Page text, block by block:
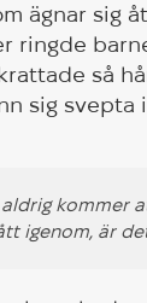
ägnar sig
ringde
så
sig svepta
kommer
igenom, är